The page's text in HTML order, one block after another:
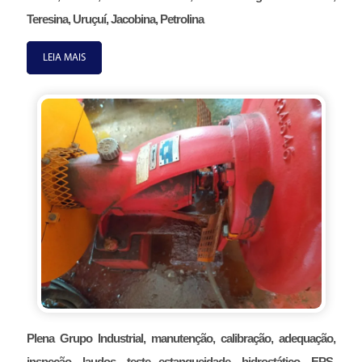
Teresina, Uruçuí, Jacobina, Petrolina
LEIA MAIS
Plena Grupo Industrial, manutenção, calibração, adequação,